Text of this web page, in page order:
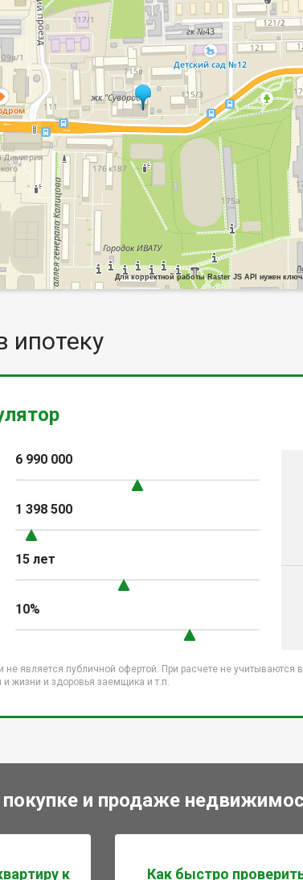
Для корректной работы Raster JS API нужен
ипотеку
6 990 000
1 398 500
15 лет
10%
не является публичной офертой. При расчете не
жизни и здоровья заемщика и т.п.
и продаже
к Как быстро